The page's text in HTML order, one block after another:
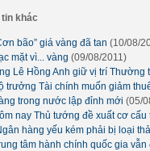
khác
bão” giá vàng đã tan (10/08/
mặt vì... vàng (09/08/2011)
Lê Hồng Anh giữ vị trí Thường
trưởng Tài chính muốn giảm
trong nước lập đỉnh mới (05/
nay Thủ tướng đề xuất cơ
hàng yếu kém phải bị loại
tâm hành chính quốc gia